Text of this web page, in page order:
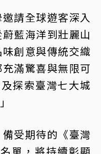
請全球遊客深入
藍海洋到壯麗山
創意與傳統交織
滿驚喜與無限可
探索臺灣七大城
受期待的《臺灣